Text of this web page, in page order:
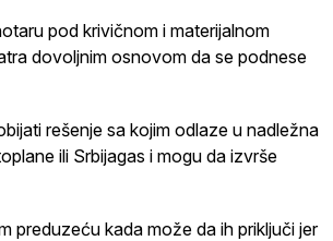
pod krivičnom i materijalnom
dovoljnim osnovom da se podnese
rešenje sa kojim odlaze u nadležna
ili Srbijagas i mogu da izvrše
preduzeću kada može da ih priključi jer